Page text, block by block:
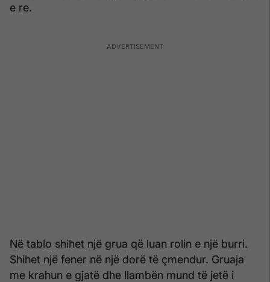
e re.
Në tablo shihet një grua që luan rolin e një burri.
Shihet një fener në një dorë të çmendur. Gruaja
me krahun e gjatë dhe llambën mund të jetë i